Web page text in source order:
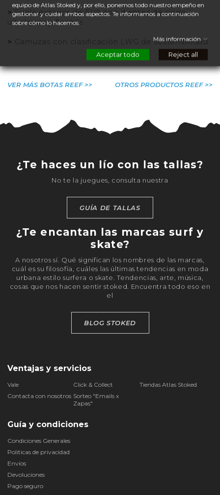
>Suela exterior de EVA con dientes de sierra
ultraligera y flexible.
> Gamuzas con clasificación LWG de sostenibilidad.
VER MÁS BOTAS REEF >> OTROS PRODUCTOS REEF >>
Ventajas y servicios
Vale Click & Collect
Tiendas Atlas Stoked
Contacta con nosotros Sorteo "Emails x
Zapas"
Guía y condiciones
Condiciones Generales
Politicas de privacidad
Envíos
Devoluciones
Pago seguro
¿Te haces un lío con las tallas?
No te la juegues, consulta nuestra
GUÍA DE TALLAS
¿Te encantan las marcas surf y
skate?
A nosotros sí. Qué significan los nombres de las marcas,
cuál es su filosofía, cuáles las últimas tendencias en moda
urbana estilo surfera o skate. Tendencias, arte, música,
cosas que nos hacen sentir stoked. Encuentra todo eso en
el
BLOG STOKED
equipo de Atlas Stoked y, por ello, ponemos todo nuestro empeño en
gestionar y cuidar ambos aspectos. Te informamos a continuación
sobre cómo lo hacemos:
Más información
Aceptar todo Reject all